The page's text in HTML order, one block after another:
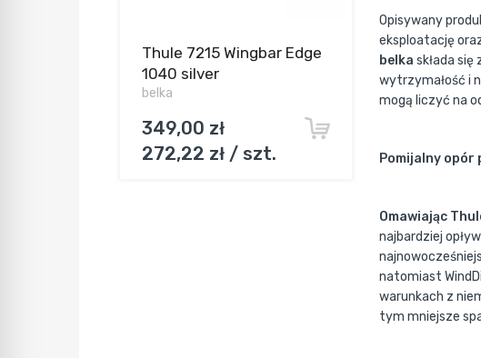
Thule 7215 Wingbar Edge
1040 silver
belka
349,00 zł
272,22 zł / szt.
Opisywany
eksploatację
belka składa
wytrzymałość i
mogą liczyć na
Pomijalny opór
Omawiając
najbardziej
natomiast
warunkach z
tym mniejsze